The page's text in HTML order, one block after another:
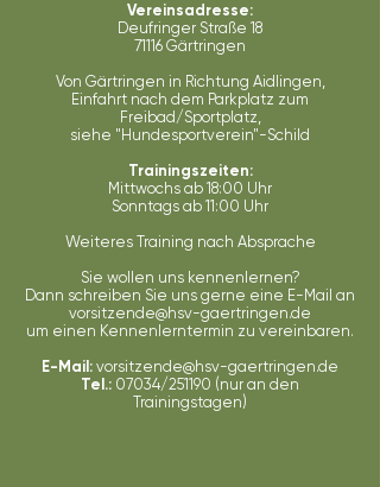
Vereinsadresse:
Deufringer Straße 18
71116 Gärtringen
​​Von Gärtringen in Richtung Aidlingen,
Einfahrt nach dem Parkplatz zum
Freibad/Sportplatz,
siehe "Hundesportverein"-Schild​​​​​
Trainingszeiten:
Mittwochs ab 18:00 Uhr
Sonntags ab 11:00 Uhr
Weiteres Training nach Absprache​​
Sie wollen uns kennenlernen?
Dann schreiben Sie uns gerne eine E-Mail an
vorsitzende@hsv-gaertringen.de
um einen Kennenlerntermin zu vereinbaren.
E-Mail: vorsitzende@hsv-gaertringen.de
Tel.: 07034/251190 (nur an den
Trainingstagen)